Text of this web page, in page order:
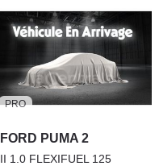
PRO
FORD PUMA 2
II 1.0 FLEXIFUEL 125